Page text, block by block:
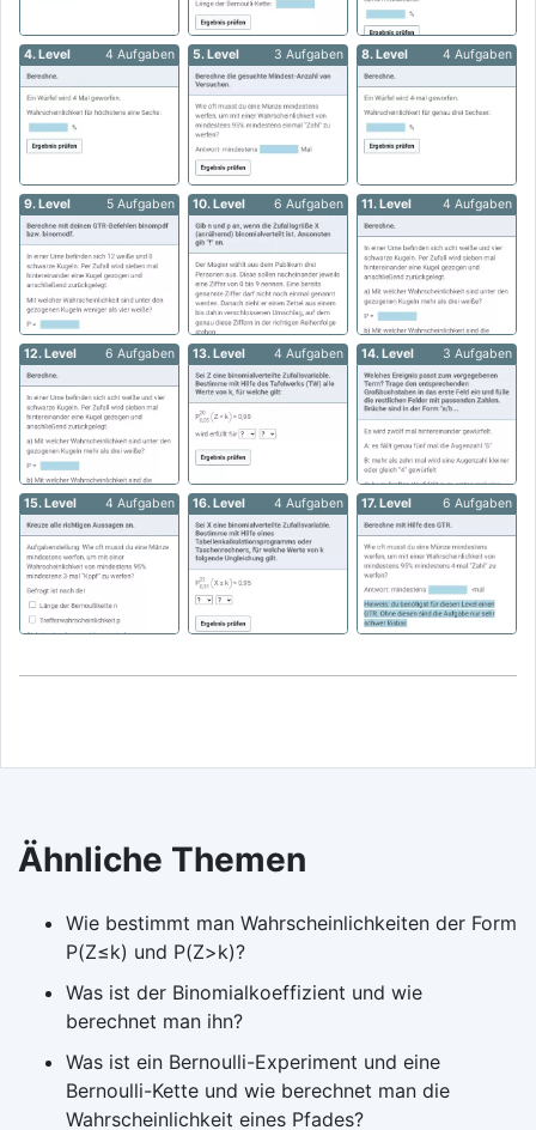
4. Level 4 Aufgaben 5. Level 3 Aufgaben 8. Level 4 Aufgaben
9. Level 5 Aufgaben 10. Level 6 Aufgaben 11. Level 4 Aufgaben
12. Level 6 Aufgaben 13. Level 4 Aufgaben 14. Level 3 Aufgaben
15. Level 4 Aufgaben 16. Level 4 Aufgaben 17. Level 6 Aufgaben
Ähnliche Themen
Wie bestimmt man Wahrscheinlichkeiten der Form
P(Z≤k) und P(Z>k)?
Was ist der Binomialkoeffizient und wie
berechnet man ihn?
Was ist ein Bernoulli-Experiment und eine
Bernoulli-Kette und wie berechnet man die
Wahrscheinlichkeit eines Pfades?